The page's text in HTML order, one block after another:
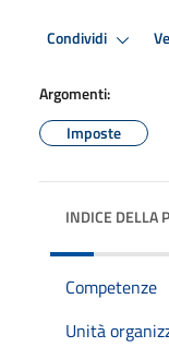
Condividi
Argomenti:
Imposte
INDICE DELLA
Competenze
Unità